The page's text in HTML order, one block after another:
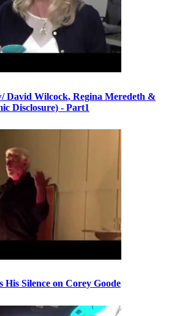
David Wilcock, Regina Meredeth &
Disclosure) - Part1
His Silence on Corey Goode